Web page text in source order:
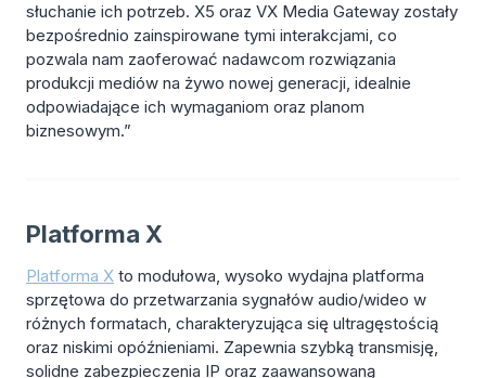
słuchanie ich potrzeb. X5 oraz VX Media Gateway zostały
bezpośrednio zainspirowane tymi interakcjami, co
pozwala nam zaoferować nadawcom rozwiązania
produkcji mediów na żywo nowej generacji, idealnie
odpowiadające ich wymaganiom oraz planom
biznesowym.”
Platforma X
Platforma X to modułowa, wysoko wydajna platforma
sprzętowa do przetwarzania sygnałów audio/wideo w
różnych formatach, charakteryzująca się ultragęstością
oraz niskimi opóźnieniami. Zapewnia szybką transmisję,
solidne zabezpieczenia IP oraz zaawansowaną